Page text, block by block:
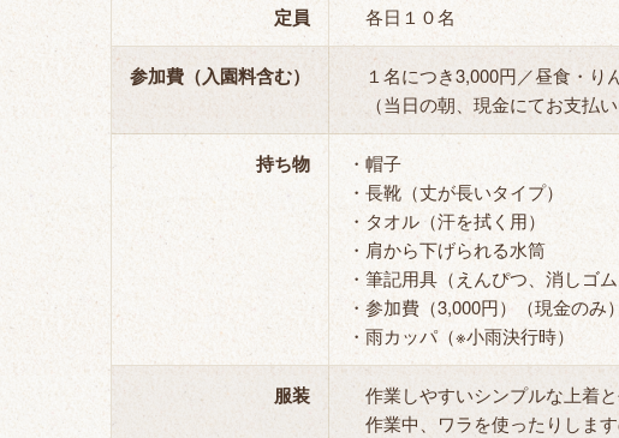
定員 各日１０名
参加費（入園料含む）
１名につき3,000円／昼食・り
（当日の朝、現金にてお支払い
持ち物
・帽子
・長靴（丈が長いタイプ）
・タオル（汗を拭く用）
・肩から下げられる水筒
・筆記用具（えんぴつ、消しゴム
・参加費（3,000円）（現金のみ）
・雨カッパ（※小雨決行時）
服装
作業しやすいシンプルな上着
作業中、ワラを使ったりしま